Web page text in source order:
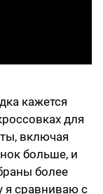
кажется
для
включая
больше, и
более
я сравниваю с